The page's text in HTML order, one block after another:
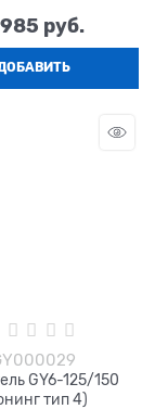
руб.
GY6-125/150
тип 4)